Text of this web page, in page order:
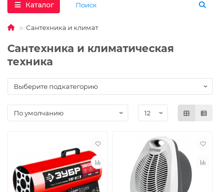
Каталог
Сантехника и климат
Сантехника и климатическая
техника